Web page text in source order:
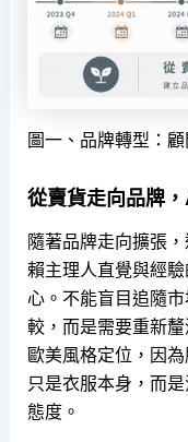
圖一、品牌轉型：
從賣貨走向品牌
隨著品牌走向擴張
賴主理人直覺與經
心。不能盲目追隨
較，而是需要重新
歐美風格定位，因
只是衣服本身，而
態度。